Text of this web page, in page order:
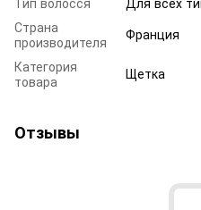
Страна
производителя
Франция
Категория
товара
Щетка
Отзывы